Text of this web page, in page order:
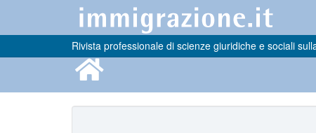
Rivista professionale di scienze giuridiche e sociali